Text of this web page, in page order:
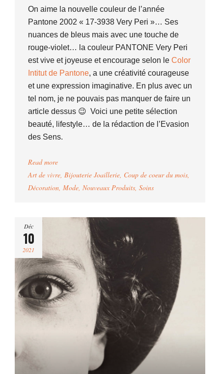
On aime la nouvelle couleur de l’année
Pantone 2002 « 17-3938 Very Peri »… Ses
nuances de bleus mais avec une touche de
rouge-violet… la couleur PANTONE Very Peri
est vive et joyeuse et encourage selon le Color
Intitut de Pantone, a une créativité courageuse
et une expression imaginative. En plus avec un
tel nom, je ne pouvais pas manquer de faire un
article dessus 😉 Voici une petite sélection
beauté, lifestyle… de la rédaction de l’Evasion
des Sens.
Read more
Art de vivre Bijouterie Joaillerie Coup de coeur du mois
Décoration Mode Nouveaux Produits Soins
Déc
10
2021